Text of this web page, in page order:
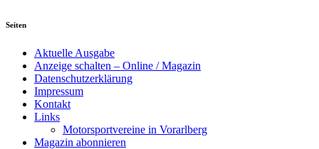
Seiten
Aktuelle Ausgabe
Anzeige schalten – Online / Magazin
Datenschutzerklärung
Impressum
Kontakt
Links
Motorsportvereine in Vorarlberg
Magazin abonnieren